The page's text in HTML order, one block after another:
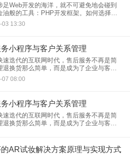
足Web开发的海洋，就不可避免地会碰到
油般的工具：PHP开发框架。如何选择一
己项目的PHP开发框架？别慌，让我这位
术的老司机带你绕过选择障碍，找到你的
03 13:30
小程序与客户关系管理
速迭代的互联网时代，售后服务不再是简
退换货那么简单，而是成为了企业与客户
长久关系的重要桥梁。而我，作为一名经
技术打交道的文字工作者，不得不说，服
07 08:00
小程序与客户关系管理
速迭代的互联网时代，售后服务不再是简
退换货那么简单，而是成为了企业与客户
在这个过程中扮演
AR试妆解决方案原理与实现方式